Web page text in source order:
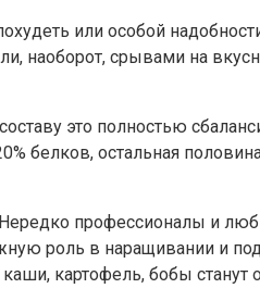
или особой
наоборот, срывами на
это полностью
белков, остальная
профессионалы и
роль в наращивании и
картофель, бобы